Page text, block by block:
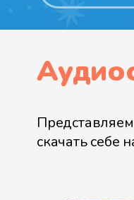
скачать себе